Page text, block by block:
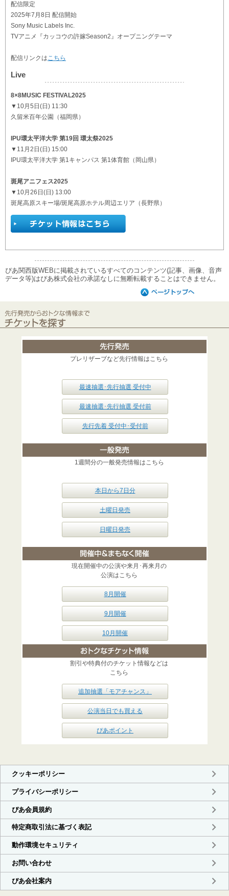
配信限定
2025年7月8日 配信開始
Sony Music Labels Inc.
TVアニメ『カッコウの許嫁Season2』オープニングテーマ
配信リンクはこちら
Live
8×8MUSIC FESTIVAL2025
▼10月5日(日) 11:30
久留米百年公園（福岡県）
IPU環太平洋大学 第19回 環太祭2025
▼11月2日(日) 15:00
IPU環太平洋大学 第1キャンパス 第1体育館（岡山県）
斑尾アニフェス2025
▼10月26日(日) 13:00
斑尾高原スキー場/斑尾高原ホテル周辺エリア（長野県）
ぴあ関西版WEBに掲載されているすべてのコンテンツ(記事、画像、音声
データ等)はぴあ株式会社の承諾なしに無断転載することはできません。
プレリザーブなど先行情報はこちら
最速抽選･先行抽選 受付中
最速抽選･先行抽選 受付前
先行先着 受付中･受付前
1週間分の一般発売情報はこちら
本日から7日分
土曜日発売
日曜日発売
現在開催中の公演や来月･再来月の
公演はこちら
8月開催
9月開催
10月開催
割引や特典付のチケット情報などは
こちら
追加抽選「モアチャンス」
公演当日でも買える
ぴあポイント